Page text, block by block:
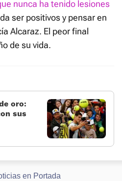
nunca ha tenido lesiones
ser positivos y pensar en
Alcaraz. El peor final
de su vida.
oro:
sus
en Portada